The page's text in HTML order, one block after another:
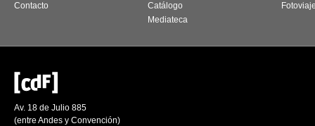
Contacto
Catálogo
Mediateca
Av. 18 de Julio 885
(entre Andes y Convención)